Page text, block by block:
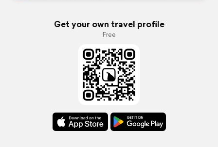
Get your own travel profile
Free